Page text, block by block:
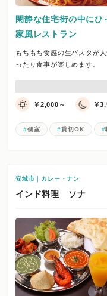
閑静な住宅街の中に
家風レストラン
もちもち食感の生パスタが
ったり食事が楽しめます。
￥2,000～ ￥
個室 貸切OK
安城市｜カレー・ナン
インド料理 ソナ